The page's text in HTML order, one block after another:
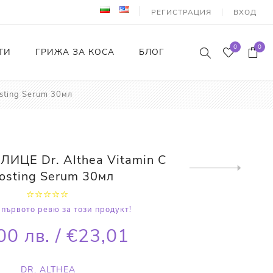
РЕГИСТРАЦИЯ ВХОД
ГРИЖА ЗА КОСА БЛОГ 0 0
Serum 30мл
Dr. Althea Vitamin C
Serum 30мл
ревю за този продукт!
лв. / €23,01
DR. ALTHEA